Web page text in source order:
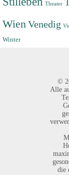
Theater
Wien Venedig
Winter
©
Alle
die